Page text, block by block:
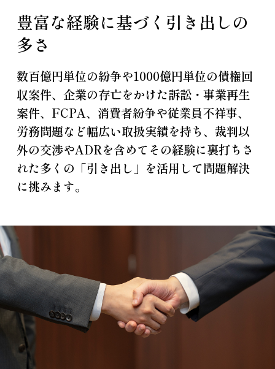
豊富な経験に基づく引き出しの
多さ
数百億円単位の紛争や1000億円単位の債権回
収案件、企業の存亡をかけた訴訟・事業再生
案件、FCPA、消費者紛争や従業員不祥事、
労務問題など幅広い取扱実績を持ち、裁判以
外の交渉やADRを含めてその経験に裏打ちさ
れた多くの「引き出し」を活用して問題解決
に挑みます。